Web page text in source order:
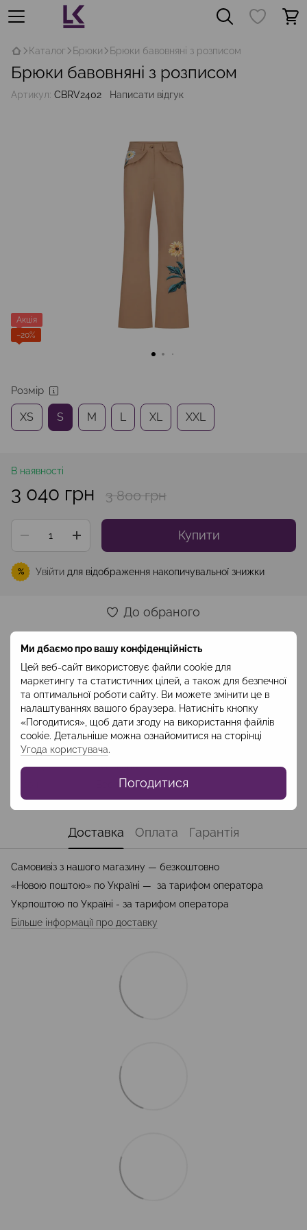
Ми дбаємо про вашу конфіденційність
Цей веб-сайт використовує файли cookie для
маркетингу та статистичних цілей, а також для безпечної
та оптимальної роботи сайту. Ви можете змінити це в
налаштуваннях вашого браузера. Натисніть кнопку
«Погодитися», щоб дати згоду на використання файлів
cookie. Детальніше можна ознайомитися на сторінці
Угода користувача.
Погодитися
Каталог Брюки Брюки бавовняні з розписом
Брюки бавовняні з розписом
Артикул: CBRV2402 Написати відгук
Акція
−20%
Розмір
XS S M L XL XXL
В наявності
3 040 грн 3 800 грн
Купити
% Увійти для відображення накопичувальної знижки
До обраного
Опис
Склад: бавовна 100% Розпис в ручну Код: CBRV2402
Характеристики
Колір
Беж
Колекція
Weekend
Весна-Літо
Доставка Оплата Гарантія
Самовивіз з нашого магазину — безкоштовно
«Новою поштою» по Україні — за тарифом оператора
Укрпоштою по Україні - за тарифом оператора
Більше інформації про доставку